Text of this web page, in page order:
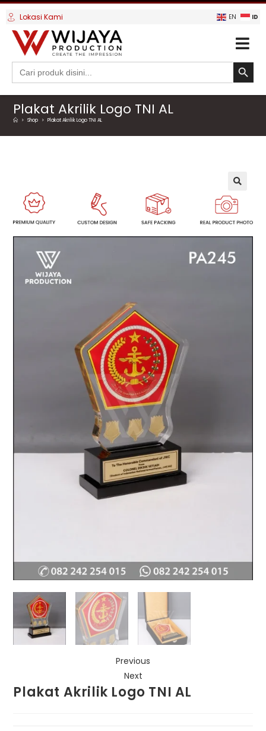
Lokasi Kami EN ID
Search
for:
SEARCH
Plakat Akrilik Logo TNI AL
> Shop > Plakat Akrilik Logo TNI AL
🔍
Previous
Next
Plakat Akrilik Logo TNI AL